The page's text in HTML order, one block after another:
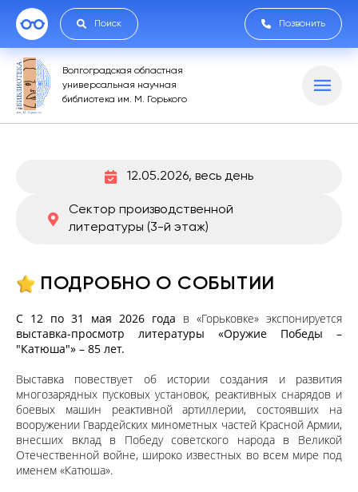
Поиск Позвонить
Волгоградская областная
универсальная научная
библиотека им. М. Горького
12.05.2026, весь день
Сектор производственной
литературы (3-й этаж)
ПОДРОБНО О СОБЫТИИ
С 12 по 31 мая 2026 года в «Горьковке» экспонируется
выставка-просмотр литературы «Оружие Победы –
"Катюша"» – 85 лет.
Выставка повествует об истории создания и развития
многозарядных пусковых установок, реактивных снарядов и
боевых машин реактивной артиллерии, состоявших на
вооружении Гвардейских минометных частей Красной Армии,
внесших вклад в Победу советского народа в Великой
Отечественной войне, широко известных во всем мире под
именем «Катюша».